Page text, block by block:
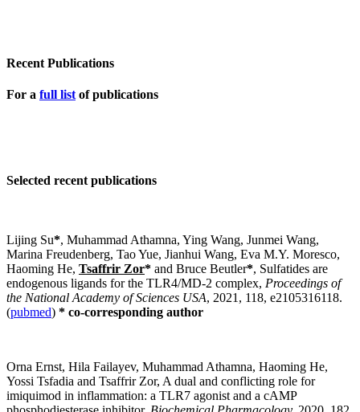
Recent Publications
For a full list of publications
Selected recent publications
Lijing Su*, Muhammad Athamna, Ying Wang, Junmei Wang,
Marina Freudenberg, Tao Yue, Jianhui Wang, Eva M.Y. Moresco,
Haoming He, Tsaffrir Zor* and Bruce Beutler*, Sulfatides are
endogenous ligands for the TLR4/MD-2 complex, Proceedings of
the National Academy of Sciences USA, 2021, 118, e2105316118.
(pubmed) * co-corresponding author
Orna Ernst, Hila Failayev, Muhammad Athamna, Haoming He,
Yossi Tsfadia and Tsaffrir Zor, A dual and conflicting role for
imiquimod in inflammation: a TLR7 agonist and a cAMP